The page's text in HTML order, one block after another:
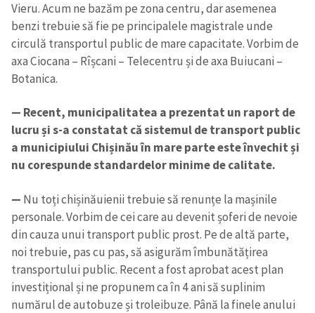
Vieru. Acum ne bazăm pe zona centru, dar asemenea
benzi trebuie să fie pe principalele magistrale unde
circulă transportul public de mare capacitate. Vorbim de
axa Ciocana – Rîșcani – Telecentru și de axa Buiucani –
Botanica.
— Recent, municipalitatea a prezentat un raport de
lucru și s-a constatat că sistemul de transport public
a municipiului Chișinău în mare parte este învechit și
nu corespunde standardelor minime de calitate.
— Nu toți chișinăuienii trebuie să renunțe la mașinile
personale. Vorbim de cei care au devenit șoferi de nevoie
din cauza unui transport public prost. Pe de altă parte,
noi trebuie, pas cu pas, să asigurăm îmbunătățirea
transportului public. Recent a fost aprobat acest plan
investițional și ne propunem ca în 4 ani să suplinim
numărul de autobuze și troleibuze. Până la finele anului